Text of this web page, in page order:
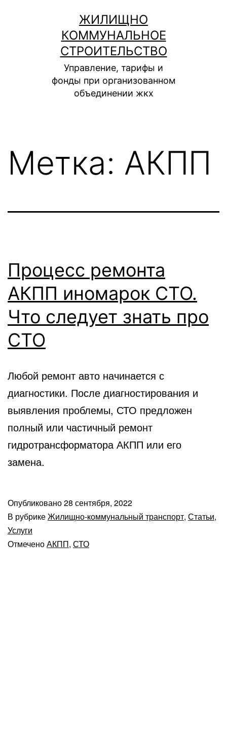
содержимому
ЖИЛИЩНО
КОММУНАЛЬНОЕ
СТРОИТЕЛЬСТВО
Управление, тарифы и
фонды при организованном
объединении жкх
Метка: АКПП
Процесс ремонта
АКПП иномарок СТО.
Что следует знать про
СТО
Любой ремонт авто начинается с
диагностики. После диагностирования и
выявления проблемы, СТО предложен
полный или частичный ремонт
гидротрансформатора АКПП или его
замена.
Опубликовано28 сентября, 2022
В рубрикеЖилищно-коммунальный транспорт, Статьи,
Услуги
ОтмеченоАКПП, СТО